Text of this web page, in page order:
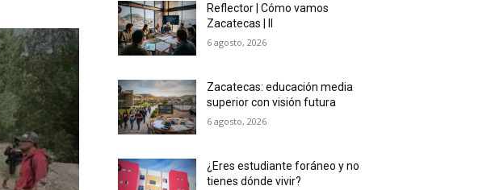
Reflector | Cómo vamos
Zacatecas | II
6 agosto, 2026
Zacatecas: educación media
superior con visión futura
6 agosto, 2026
¿Eres estudiante foráneo y no
tienes dónde vivir?